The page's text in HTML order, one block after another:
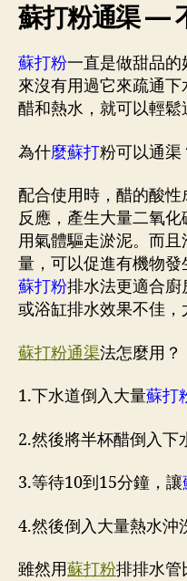
蘇打粉通渠 —
蘇打粉一直是做甜品
來沒有用過它來疏通
醋和熱水，就可以輕鬆
為什麼蘇打粉可以通渠
配合使用時，醋的酸
反應，產生大量二氧
用氣體驅走淤泥。而
量，可以促進有機物發
蘇打粉排水法更適合
或浴缸排水效果不佳，
蘇打粉通渠法怎麼用？
1.下水道倒入大量蘇打
2.然後將半杯醋倒入下
3.等待10到15分鐘，讓
4.然後倒入大量熱水沖
雖然用蘇打粉排排水管